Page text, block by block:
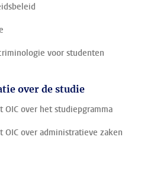
voor studenten
over de studie
OIC over het studiepgramma
OIC over administratieve zaken